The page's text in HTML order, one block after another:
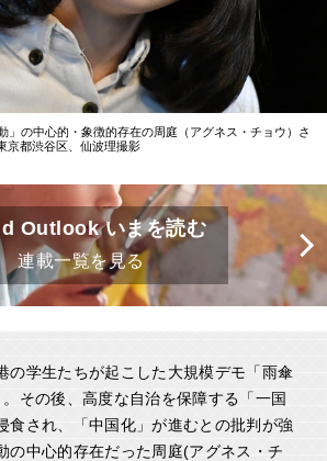
」の中心的・象徴的存在の周庭（アグネス・チョウ）さ
京都渋谷区、仙波理撮影
Outlook いまを読む
連載一覧を見る
の学生たちが起こした大規模デモ「雨傘
その後、高度な自治を保障する「一国
食され、「中国化」が進むとの批判が強
の中心的存在だった周庭(アグネス・チ